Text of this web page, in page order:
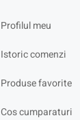
Profilul meu
Istoric comenzi
Produse favorite
Cos cumparaturi